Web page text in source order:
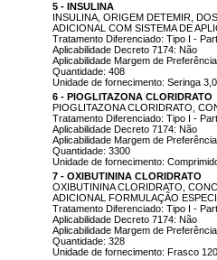
5 - INSULINA
INSULINA, ORIGEM DETEMIR,
ADICIONAL COM SISTEMA DE
Tratamento Diferenciado: Tipo I -
Aplicabilidade Decreto 7174: Não
Aplicabilidade Margem de
Quantidade: 408
Unidade de fornecimento: Seringa
6 - PIOGLITAZONA CLORIDRATO
PIOGLITAZONA CLORIDRATO,
Tratamento Diferenciado: Tipo I -
Aplicabilidade Decreto 7174: Não
Aplicabilidade Margem de
Quantidade: 3300
Unidade de fornecimento:
7 - OXIBUTININA CLORIDRATO
OXIBUTININA CLORIDRATO,
ADICIONAL FORMULAÇÃO
Tratamento Diferenciado: Tipo I -
Aplicabilidade Decreto 7174: Não
Aplicabilidade Margem de
Quantidade: 328
Unidade de fornecimento: Frasco